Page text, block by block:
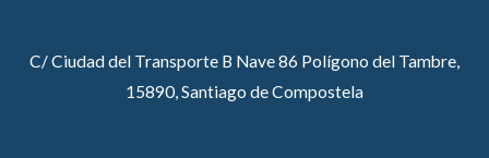
C/ Ciudad del Transporte B Nave 86 Polígono del Tambre,
15890, Santiago de Compostela